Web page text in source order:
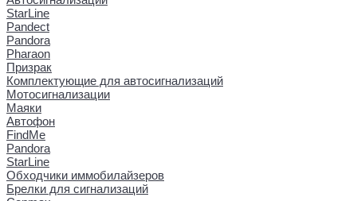
StarLine
Pandect
Pandora
Pharaon
Призрак
Комплектующие для автосигнализаций
Мотосигнализации
Маяки
Автофон
FindMe
Pandora
StarLine
Обходчики иммобилайзеров
Брелки для сигнализаций